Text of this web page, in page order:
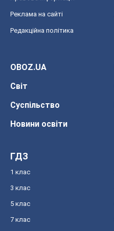
Реклама на сайті
Редакційна політика
OBOZ.UA
Світ
Суспільство
Новини освіти
ГДЗ
1 клас
3 клас
5 клас
7 клас